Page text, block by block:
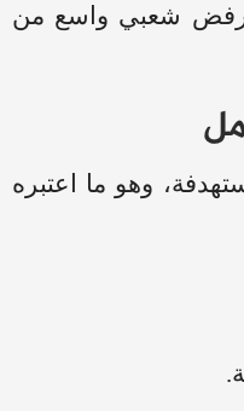
شعبي واسع من
وهو ما اعتبره